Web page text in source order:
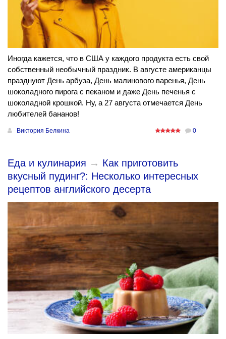
Иногда кажется, что в США у каждого продукта есть свой
собственный необычный праздник. В августе американцы
празднуют День арбуза, День малинового варенья, День
шоколадного пирога с пеканом и даже День печенья с
шоколадной крошкой. Ну, а 27 августа отмечается День
любителей бананов!
Виктория Белкина 0
Еда и кулинария → Как приготовить
вкусный пудинг?: Несколько интересных
рецептов английского десерта